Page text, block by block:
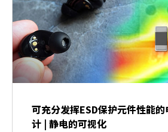
可充分发挥ESD保护元件性能的
计 | 静电的可视化